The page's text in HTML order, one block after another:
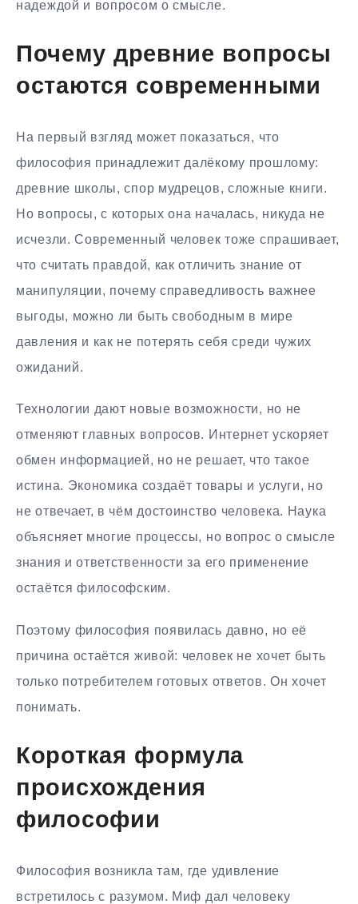
надеждой и вопросом о смысле.
Почему древние вопросы
остаются современными
На первый взгляд может показаться, что
философия принадлежит далёкому прошлому:
древние школы, спор мудрецов, сложные книги.
Но вопросы, с которых она началась, никуда не
исчезли. Современный человек тоже спрашивает,
что считать правдой, как отличить знание от
манипуляции, почему справедливость важнее
выгоды, можно ли быть свободным в мире
давления и как не потерять себя среди чужих
ожиданий.
Технологии дают новые возможности, но не
отменяют главных вопросов. Интернет ускоряет
обмен информацией, но не решает, что такое
истина. Экономика создаёт товары и услуги, но
не отвечает, в чём достоинство человека. Наука
объясняет многие процессы, но вопрос о смысле
знания и ответственности за его применение
остаётся философским.
Поэтому философия появилась давно, но её
причина остаётся живой: человек не хочет быть
только потребителем готовых ответов. Он хочет
понимать.
Короткая формула
происхождения
философии
Философия возникла там, где удивление
встретилось с разумом. Миф дал человеку